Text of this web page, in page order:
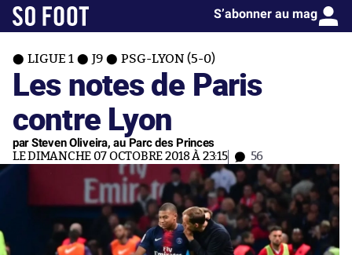
S’abonner au mag
LIGUE 1 J9 PSG-LYON (5-0)
Les notes de Paris
contre Lyon
par Steven Oliveira, au Parc des Princes
LE DIMANCHE 07 OCTOBRE 2018 À 23:15 56